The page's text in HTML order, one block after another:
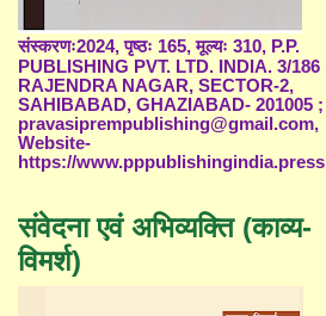
संस्करणः2024, पृष्ठः 165, मूल्यः 310, P.P.
PUBLISHING PVT. LTD. INDIA. 3/186
RAJENDRA NAGAR, SECTOR-2,
SAHIBABAD, GHAZIABAD- 201005 ;
pravasiprempublishing@gmail.com,
Website-
https://www.pppublishingindia.press
संवेदना एवं अभिव्यक्ति (काव्य-
विमर्श)